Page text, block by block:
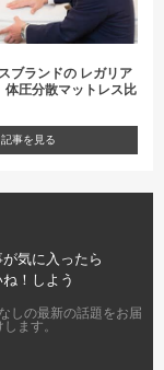
ブランドの レガリア
圧分散マットレス比
記事を見る
が気に入ったら
ね！しよう
しの最新の話題をお届
します。